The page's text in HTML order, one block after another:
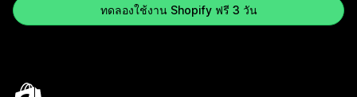
ทดลองใช้งาน Shopify ฟรี 3 วัน